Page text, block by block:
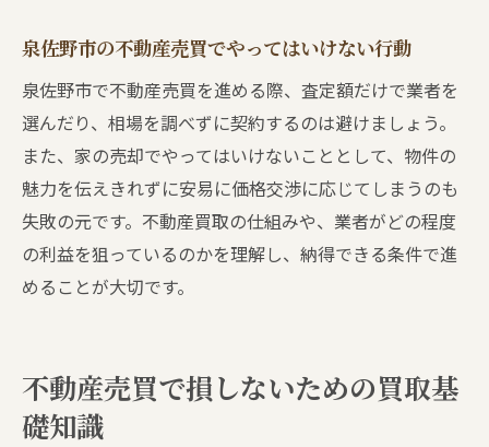
泉佐野市の不動産売買でやってはいけない行動
泉佐野市で不動産売買を進める際、査定額だけで業者を
選んだり、相場を調べずに契約するのは避けましょう。
また、家の売却でやってはいけないこととして、物件の
魅力を伝えきれずに安易に価格交渉に応じてしまうのも
失敗の元です。不動産買取の仕組みや、業者がどの程度
の利益を狙っているのかを理解し、納得できる条件で進
めることが大切です。
不動産売買で損しないための買取基
礎知識